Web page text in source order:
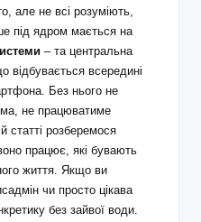
але не всі розуміють,
під ядром мається на
– та центральна
відбувається всередині
Без нього не
не працюватиме
статті розберемося
працює, які бувають
життя. Якщо ви
чи просто цікава
без зайвої води.